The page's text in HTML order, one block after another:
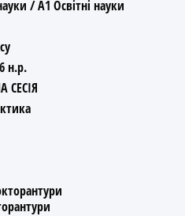
/ А1 Освітні науки
н.р.
СЕСІЯ